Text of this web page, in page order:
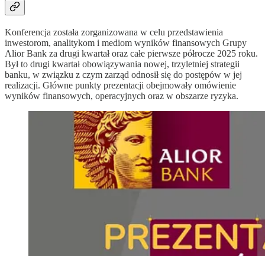
Konferencja została zorganizowana w celu przedstawienia
inwestorom, analitykom i mediom wyników finansowych Grupy
Alior Bank za drugi kwartał oraz całe pierwsze półrocze 2025 roku.
Był to drugi kwartał obowiązywania nowej, trzyletniej strategii
banku, w związku z czym zarząd odnosił się do postępów w jej
realizacji. Główne punkty prezentacji obejmowały omówienie
wyników finansowych, operacyjnych oraz w obszarze ryzyka.